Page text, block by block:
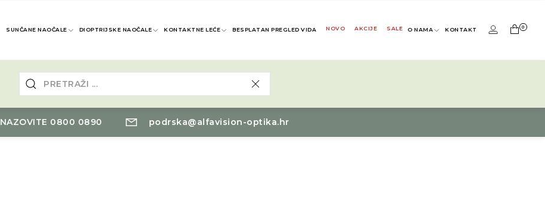
SUNČANE NAOČALE DIOPTRIJSKE NAOČALE KONTAKTNE LEĆE BESPLATAN PREGLED VIDA NOVO AKCIJE SALE O NAMA KONTAKT 0
NAZOVITE 0800 0890 podrska@alfavision-optika.hr